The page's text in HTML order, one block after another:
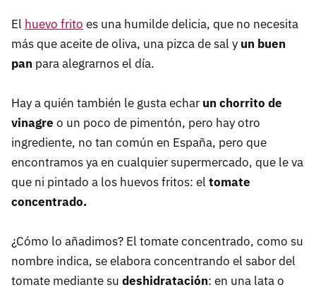
El huevo frito es una humilde delicia, que no necesita
más que aceite de oliva, una pizca de sal y un buen
pan para alegrarnos el día.
Hay a quién también le gusta echar un chorrito de
vinagre o un poco de pimentón, pero hay otro
ingrediente, no tan común en España, pero que
encontramos ya en cualquier supermercado, que le va
que ni pintado a los huevos fritos: el tomate
concentrado.
¿Cómo lo añadimos? El tomate concentrado, como su
nombre indica, se elabora concentrando el sabor del
tomate mediante su deshidratación: en una lata o